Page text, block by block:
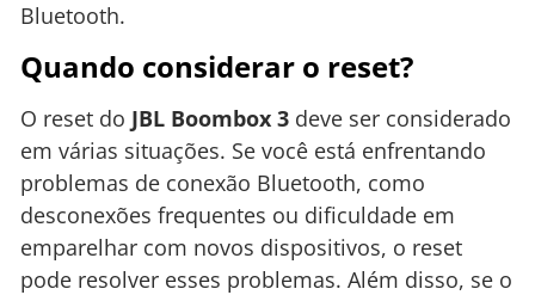
Bluetooth.
Quando considerar o reset?
O reset do JBL Boombox 3 deve ser considerado
em várias situações. Se você está enfrentando
problemas de conexão Bluetooth, como
desconexões frequentes ou dificuldade em
emparelhar com novos dispositivos, o reset
pode resolver esses problemas. Além disso, se o